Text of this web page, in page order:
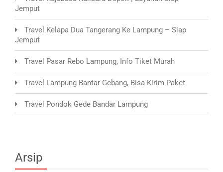
Jemput
Travel Kelapa Dua Tangerang Ke Lampung – Siap
Jemput
Travel Pasar Rebo Lampung, Info Tiket Murah
Travel Lampung Bantar Gebang, Bisa Kirim Paket
Travel Pondok Gede Bandar Lampung
Arsip